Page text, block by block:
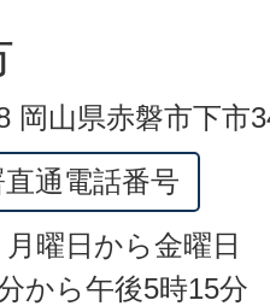
岡山県赤磐市下市
通電話番号
曜日から金曜日
から午後5時15分